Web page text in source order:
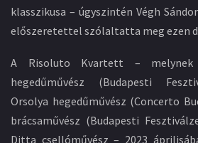
klasszikusa – úgyszintén Végh
előszeretettel szólaltatta meg ezen
A Risoluto Kvartett –
hegedűművész (Budapesti
Orsolya hegedűművész (Concerto
brácsaművész (Budapesti
Ditta csellóművész – 2023